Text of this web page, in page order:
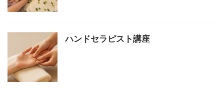
ハンドセラピスト講座